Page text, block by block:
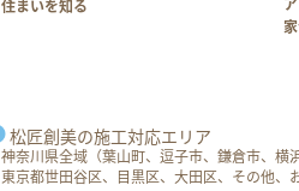
住まいを知る
松匠創美の施工対応エリア
神奈川県全域（葉山町、逗子市、鎌倉市、横
東京都世田谷区、目黒区、大田区、その他、